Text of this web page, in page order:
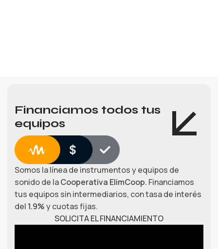
Financiamos todos tus
equipos
Somos la línea de instrumentos y equipos de
sonido de laCooperativa ElimCoop. Financiamos
tus equipos sin intermediarios, con tasa de interés
del 1.9%y cuotas fijas.
SOLICITA EL FINANCIAMIENTO